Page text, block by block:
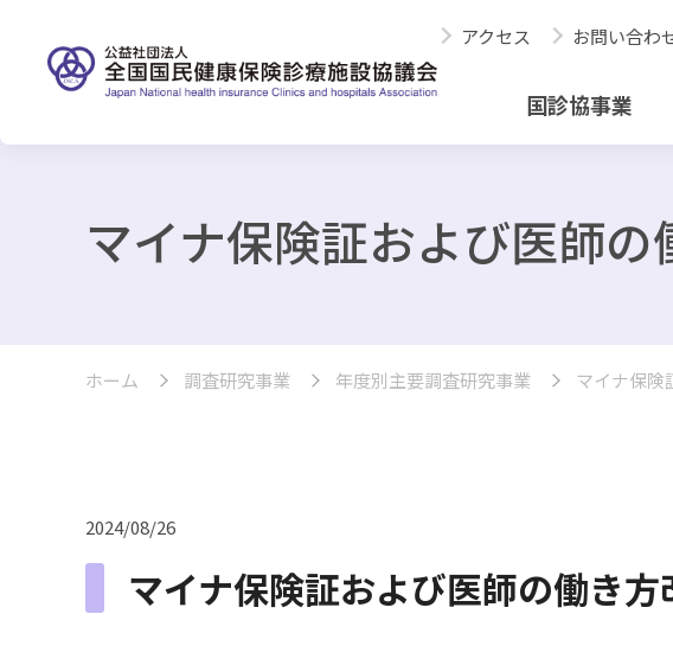
アクセス お問い合わ
国診協事業
マイナ保険証および医師
ホーム 調査研究事業 年度別主要調査研究事業 マイナ保険
2024/08/26
マイナ保険証および医師の働き